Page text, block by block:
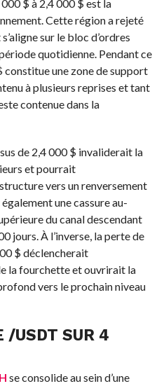
$ à 2,4 000 $ est la
Cette région a rejeté
sur le bloc d’ordres
quotidienne. Pendant ce
constitue une zone de support
à plusieurs reprises et tant
contenue dans la
de 2,4 000 $ invaliderait la
et pourrait
vers un renversement
une cassure au-
du canal descendant
jours. À l’inverse, la perte de
$ déclencherait
la fourchette et ouvrirait la
vers le prochain niveau
/USDT SUR 4
se consolide au sein d’une